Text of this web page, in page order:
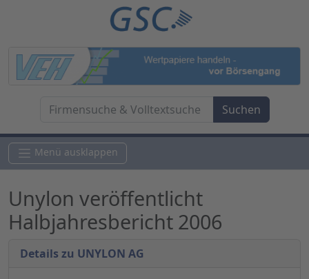
Menü ausklappen
Unylon veröffentlicht
Halbjahresbericht 2006
Details zu UNYLON AG